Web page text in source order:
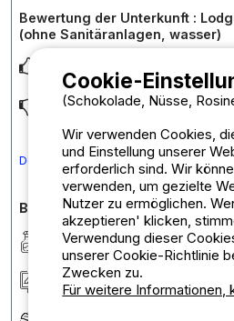
Bewertung der Unterkunft :
(ohne Sanitäranlagen, wasser)
The bed was on the hard side.
Den Kommentar in Deutsch
Bewertungen des
Sauberkeit
Unterkunft/Stellplatz
Cookie-
(Schokolade, Nüsse,
Wir verwenden Cookies,
und Einstellung unserer
erforderlich sind. Wir
verwenden, um gezielte
Nutzer zu ermöglichen.
akzeptieren' klicken,
Verwendung dieser
unserer Cookie-Richtlinie
Zwecken zu.
Für weitere Informationen,